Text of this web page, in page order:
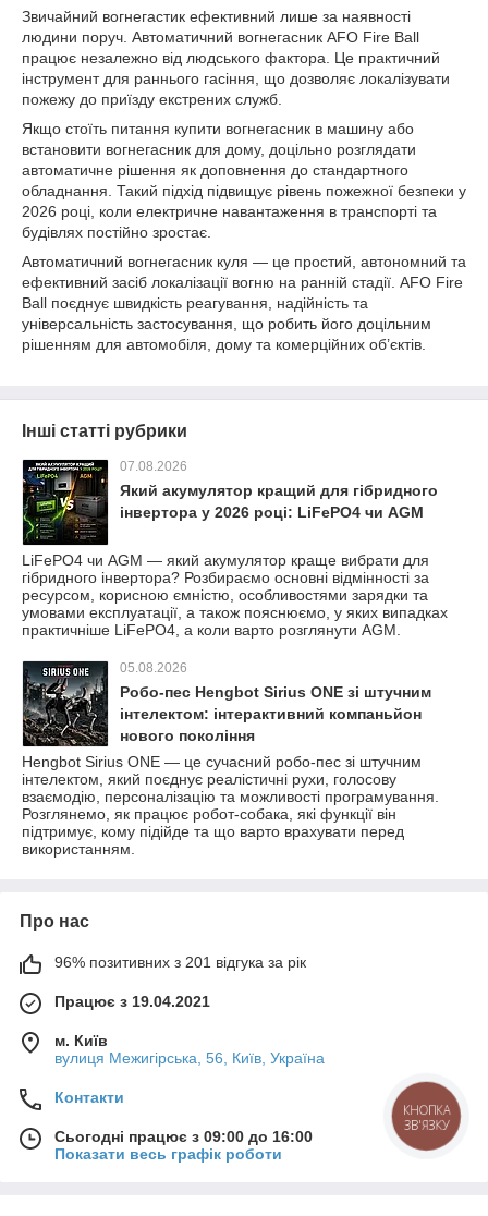
Звичайний вогнегастик ефективний лише за наявності
людини поруч. Автоматичний вогнегасник AFO Fire Ball
працює незалежно від людського фактора. Це практичний
інструмент для раннього гасіння, що дозволяє локалізувати
пожежу до приїзду екстрених служб.
Якщо стоїть питання купити вогнегасник в машину або
встановити вогнегасник для дому, доцільно розглядати
автоматичне рішення як доповнення до стандартного
обладнання. Такий підхід підвищує рівень пожежної безпеки у
2026 році, коли електричне навантаження в транспорті та
будівлях постійно зростає.
Автоматичний вогнегасник куля — це простий, автономний та
ефективний засіб локалізації вогню на ранній стадії. AFO Fire
Ball поєднує швидкість реагування, надійність та
універсальність застосування, що робить його доцільним
рішенням для автомобіля, дому та комерційних об’єктів.
Інші статті рубрики
07.08.2026
Який акумулятор кращий для гібридного
інвертора у 2026 році: LiFePO4 чи AGM
LiFePO4 чи AGM — який акумулятор краще вибрати для
гібридного інвертора? Розбираємо основні відмінності за
ресурсом, корисною ємністю, особливостями зарядки та
умовами експлуатації, а також пояснюємо, у яких випадках
практичніше LiFePO4, а коли варто розглянути AGM.
05.08.2026
Робо-пес Hengbot Sirius ONE зі штучним
інтелектом: інтерактивний компаньйон
нового покоління
Hengbot Sirius ONE — це сучасний робо-пес зі штучним
інтелектом, який поєднує реалістичні рухи, голосову
взаємодію, персоналізацію та можливості програмування.
Розглянемо, як працює робот-собака, які функції він
підтримує, кому підійде та що варто врахувати перед
використанням.
Про нас
96% позитивних з 201 відгука за рік
Працює з 19.04.2021
м. Київ
вулиця Межигірська, 56, Київ, Україна
Контакти
Сьогодні працює з 09:00 до 16:00
Показати весь графік роботи
КНОПКА
ЗВ'ЯЗКУ